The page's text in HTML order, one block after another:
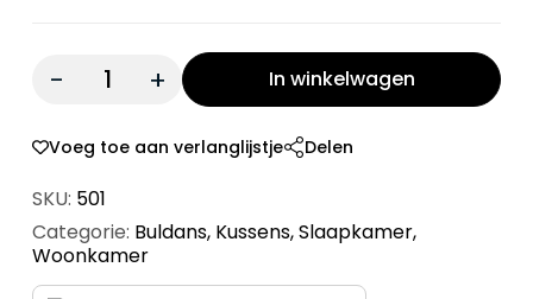
Quantity: In winkelwagen
Voeg toe aan verlanglijstje Delen
SKU: 501
Categorie: Buldans, Kussens,Slaapkamer,
Woonkamer